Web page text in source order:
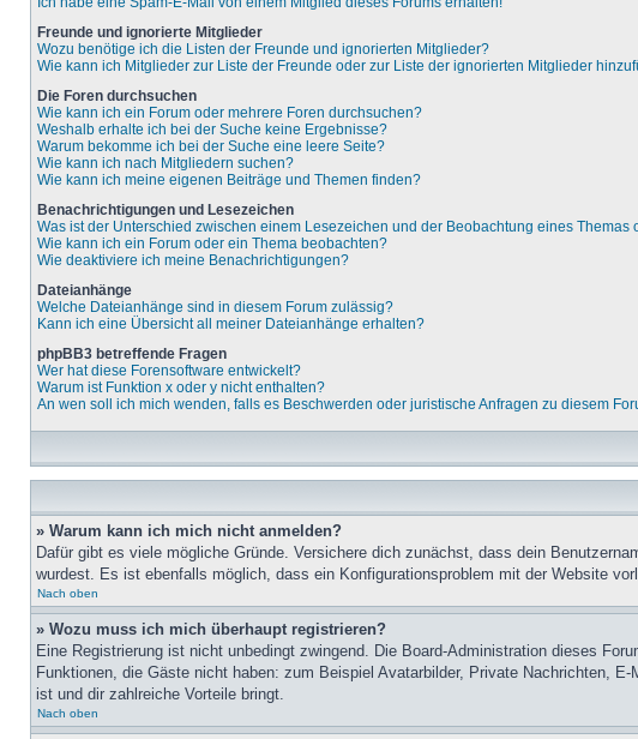
Freunde und ignorierte Mitglieder
Wozu benötige ich die Listen der Freunde und ignorierten Mitglieder?
Wie kann ich Mitglieder zur Liste der Freunde oder zur Liste der ignorierten Mitglieder
Die Foren durchsuchen
Wie kann ich ein Forum oder mehrere Foren durchsuchen?
Weshalb erhalte ich bei der Suche keine Ergebnisse?
Warum bekomme ich bei der Suche eine leere Seite?
Wie kann ich nach Mitgliedern suchen?
Wie kann ich meine eigenen Beiträge und Themen finden?
Benachrichtigungen und Lesezeichen
Was ist der Unterschied zwischen einem Lesezeichen und der Beobachtung eines Themas
Wie kann ich ein Forum oder ein Thema beobachten?
Wie deaktiviere ich meine Benachrichtigungen?
Dateianhänge
Welche Dateianhänge sind in diesem Forum zulässig?
Kann ich eine Übersicht all meiner Dateianhänge erhalten?
phpBB3 betreffende Fragen
Wer hat diese Forensoftware entwickelt?
Warum ist Funktion x oder y nicht enthalten?
An wen soll ich mich wenden, falls es Beschwerden oder juristische Anfragen zu diesem
» Warum kann ich mich nicht anmelden?
Dafür gibt es viele mögliche Gründe. Versichere dich zunächst, dass dein
wurdest. Es ist ebenfalls möglich, dass ein Konfigurationsproblem mit der Website
Nach oben
» Wozu muss ich mich überhaupt registrieren?
Eine Registrierung ist nicht unbedingt zwingend. Die Board-Administration dieses
Funktionen, die Gäste nicht haben: zum Beispiel Avatarbilder, Private Nachrichten,
ist und dir zahlreiche Vorteile bringt.
Nach oben